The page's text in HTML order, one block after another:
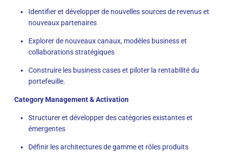
Identifier et développer de nouvelles sources de revenus et
nouveaux partenaires
Explorer de nouveaux canaux, modèles business et
collaborations stratégiques
Construire les business cases et piloter la rentabilité du
portefeuille.
Category Management & Activation
Structurer et développer des catégories existantes et
émergentes
Définir les architectures de gamme et rôles produits